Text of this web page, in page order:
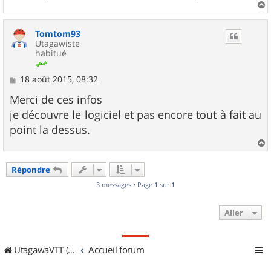
a
Tomtom93
Utagawiste
habitué
M
s
s
a
g
e
18 août 2015, 08:32
Merci de ces infos
je découvre le logiciel et pas encore tout à fait au
point la dessus.
a
Répondre
3 messages • Page 1 sur 1
Aller
UtagawaVTT (Randos VTT et VTTAE avec traces GPS) Accueil forum